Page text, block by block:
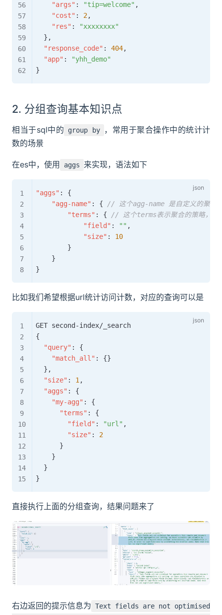
"args" : "tip=welcome" ,
"cost" : 2,
"res" :
"xxxxxxxx"
} ,
"response_code" : 404,
"app" :
"yhh_demo"
}
2. 分组查询基本知识点
相当于sql中的 group by
，常用于聚合操作中的统计计
数的场景
在es中，使用 aggs 来实现，语法如下
"aggs" :
{
"agg-name" : {
// 这个agg-name 是自定义的聚合
"terms" : {
// 这个terms表示聚合的策略，
"field" : "" ,
"size" :
10
}
}
}
比如我们希望根据url统计访问计数，对应的查询可以是
{
"query" :
{
"match_all" : {}
} ,
"size" : 1 ,
"aggs" :
{
"my-agg" :
{
"terms" :
{
"field" : "url" ,
"size" :
2
}
}
}
}
直接执行上面的分组查询，结果问题来了
右边返回的提示信息为 Text fields are not optimised